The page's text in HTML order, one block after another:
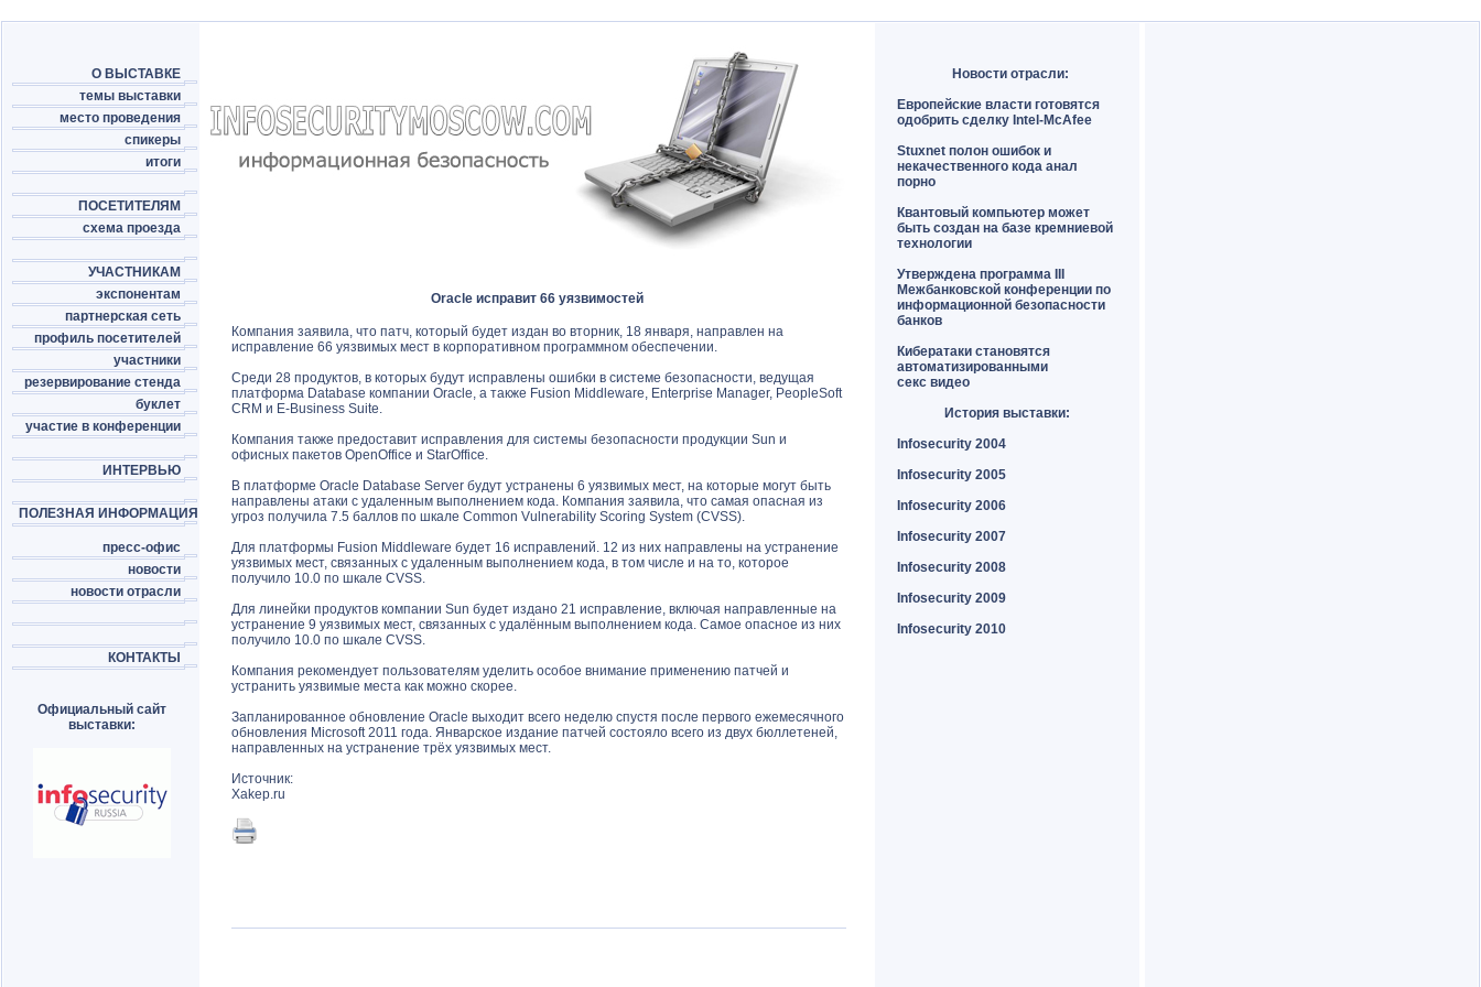
О ВЫСТАВКЕ
темы выставки
место проведения
спикеры
итоги
ПОСЕТИТЕЛЯМ
схема проезда
УЧАСТНИКАМ
экспонентам
партнерская сеть
профиль посетителей
участники
резервирование стенда
буклет
участие в конференции
ИНТЕРВЬЮ
ПОЛЕЗНАЯ ИНФОРМАЦИЯ
пресс-офис
новости
новости отрасли
КОНТАКТЫ
Официальный сайт
выставки:
Oracle исправит 66 уязвимостей
Компания заявила, что патч, который будет издан во вторник, 18 января, направлен на
исправление 66 уязвимых мест в корпоративном программном обеспечении.
Среди 28 продуктов, в которых будут исправлены ошибки в системе безопасности, ведущая
платформа Database компании Oracle, а также Fusion Middleware, Enterprise Manager, PeopleSoft
CRM и E-Business Suite.
Компания также предоставит исправления для системы безопасности продукции Sun и
офисных пакетов OpenOffice и StarOffice.
В платформе Oracle Database Server будут устранены 6 уязвимых мест, на которые могут быть
направлены атаки с удаленным выполнением кода. Компания заявила, что самая опасная из
угроз получила 7.5 баллов по шкале Common Vulnerability Scoring System (CVSS).
Для платформы Fusion Middleware будет 16 исправлений. 12 из них направлены на устранение
уязвимых мест, связанных с удаленным выполнением кода, в том числе и на то, которое
получило 10.0 по шкале CVSS.
Для линейки продуктов компании Sun будет издано 21 исправление, включая направленные на
устранение 9 уязвимых мест, связанных с удалённым выполнением кода. Самое опасное из них
получило 10.0 по шкале CVSS.
Компания рекомендует пользователям уделить особое внимание применению патчей и
устранить уязвимые места как можно скорее.
Запланированное обновление Oracle выходит всего неделю спустя после первого ежемесячного
обновления Microsoft 2011 года. Январское издание патчей состояло всего из двух бюллетеней,
направленных на устранение трёх уязвимых мест.
Источник:
Xakep.ru
Новости отрасли:
Европейские власти готовятся
одобрить сделку Intel-McAfee
Stuxnet полон ошибок и
некачественного кода анал
порно
Квантовый компьютер может
быть создан на базе кремниевой
технологии
Утверждена программа III
Межбанковской конференции по
информационной безопасности
банков
Кибератаки становятся
автоматизированными
секс видео
История выставки:
Infosecurity 2004
Infosecurity 2005
Infosecurity 2006
Infosecurity 2007
Infosecurity 2008
Infosecurity 2009
Infosecurity 2010